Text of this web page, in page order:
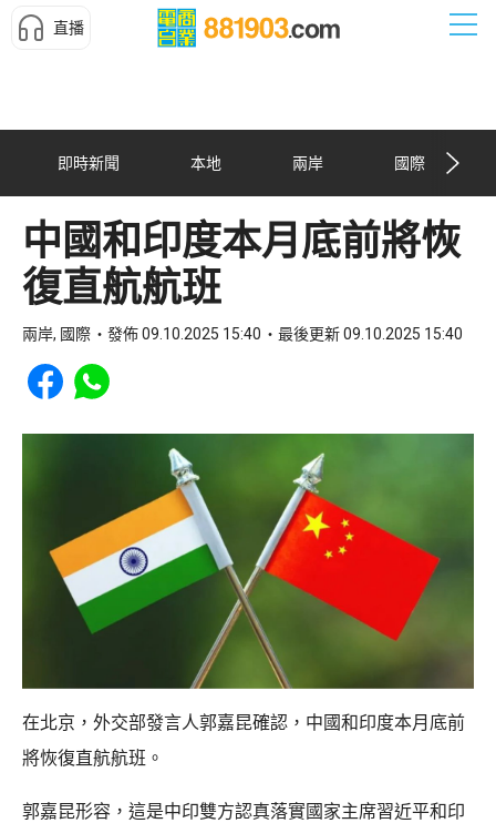
直播
即時新聞 本地 兩岸 國際
中國和印度本月底前將恢
復直航航班
兩岸, 國際 發佈 09.10.2025 15:40 最後更新 09.10.2025 15:40
Share to Facebook
Share to WhatsApp
在北京，外交部發言人郭嘉昆確認，中國和印度本月底前
將恢復直航航班。
郭嘉昆形容，這是中印雙方認真落實國家主席習近平和印